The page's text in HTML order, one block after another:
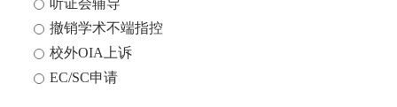
听证会辅导
撤销学术不端指控
校外OIA上诉
EC/SC申请